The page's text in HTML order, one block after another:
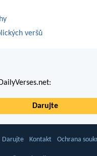
veršů
Darujte
Darujte Kontakt Ochrana